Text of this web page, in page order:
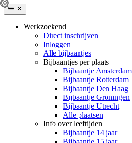
Werkzoekend
Direct inschrijven
Inloggen
Alle bijbaantjes
Bijbaantjes per plaats
Bijbaantje Amsterdam
Bijbaantje Rotterdam
Bijbaantje Den Haag
Bijbaantje Groningen
Bijbaantje Utrecht
Alle plaatsen
Info over leeftijden
Bijbaantje 14 jaar
Bijbaantje 15 jaar